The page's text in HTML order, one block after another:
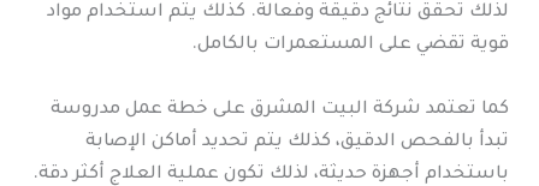
لذلك تحقق نتائج دقيقة وفعالة. كذلك يتم استخدام مواد
قوية تقضي على المستعمرات بالكامل.
كما تعتمد شركة البيت المشرق على خطة عمل مدروسة
تبدأ بالفحص الدقيق، كذلك يتم تحديد أماكن الإصابة
باستخدام أجهزة حديثة، لذلك تكون عملية العلاج أكثر دقة.